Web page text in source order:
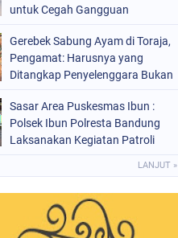
untuk Cegah Gangguan
Gerebek Sabung Ayam di Toraja,
Pengamat: Harusnya yang
Ditangkap Penyelenggara Bukan
Sasar Area Puskesmas Ibun :
Polsek Ibun Polresta Bandung
Laksanakan Kegiatan Patroli
LANJUT »